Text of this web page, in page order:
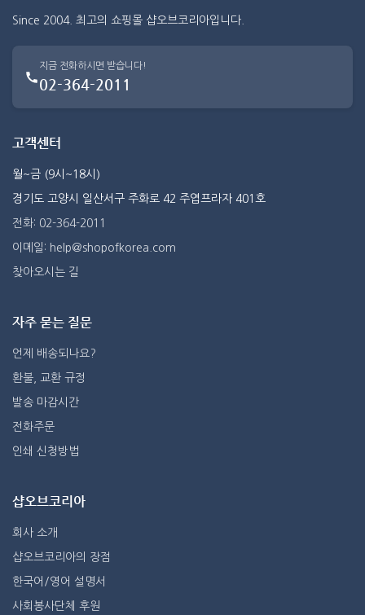
Since 2004. 최고의 쇼핑몰 샵오브코리아입니다.
지금 전화하시면 받습니다!
02-364-2011
고객센터
월~금 (9시~18시)
경기도 고양시 일산서구 주화로 42 주엽프라자 401호
전화: 02-364-2011
이메일: help@shopofkorea.com
찾아오시는 길
자주 묻는 질문
언제 배송되나요?
환불, 교환 규정
발송 마감시간
전화주문
인쇄 신청방법
샵오브코리아
회사 소개
샵오브코리아의 장점
한국어/영어 설명서
사회봉사단체 후원